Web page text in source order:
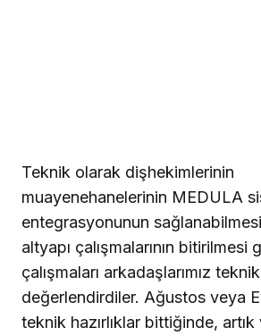
Teknik olarak dişhekimlerinin
muayenehanelerinin MEDULA
entegrasyonunun
altyapı çalışmalarının bitirilmesi
çalışmaları arkadaşlarımız
değerlendirdiler. Ağustos veya
teknik hazırlıklar bittiğinde, artık